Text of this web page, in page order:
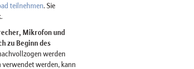
teilnehmen. Sie
Mikrofon und
zu Beginn des
werden
werden, kann